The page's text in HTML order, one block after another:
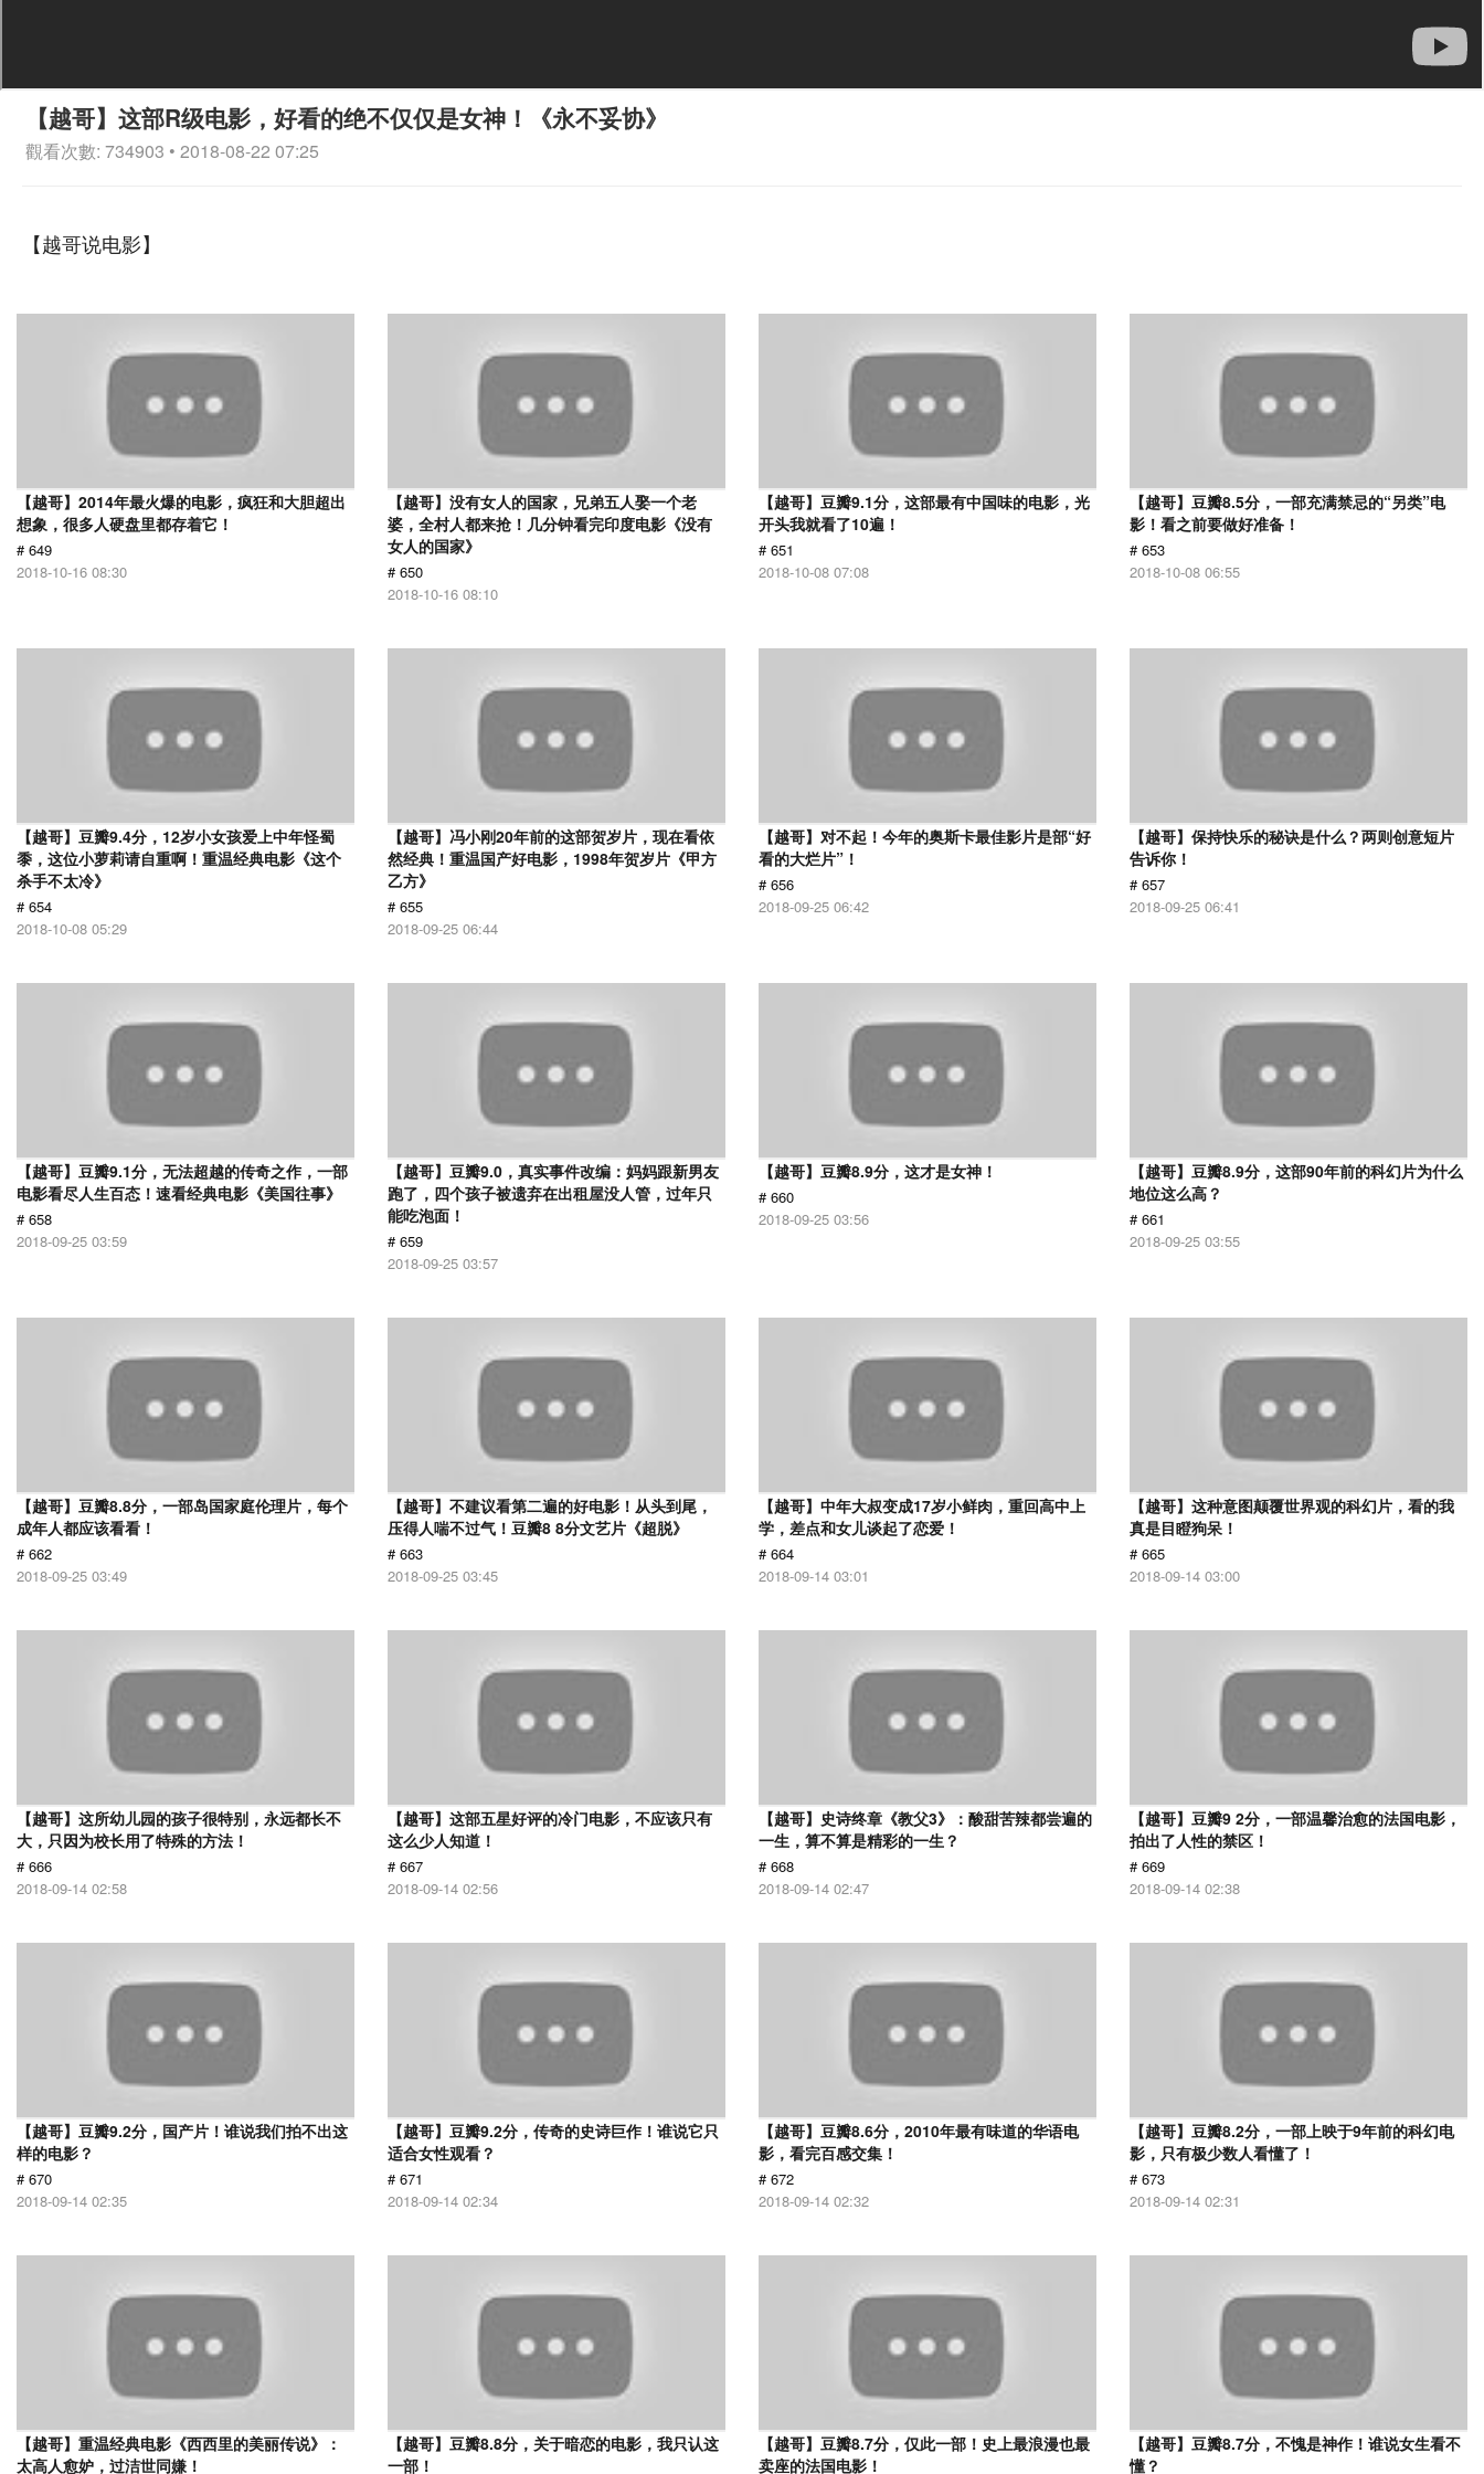
【越哥】这部R级电影，好看的绝不仅仅是女神！《永不妥协》
觀看次數: 734903 • 2018-08-22 07:25
【越哥说电影】
【越哥】2014年最火爆的电影，疯狂和大胆超出
想象，很多人硬盘里都存着它！
# 649
2018-10-16 08:30
【越哥】没有女人的国家，兄弟五人娶一个老
婆，全村人都来抢！几分钟看完印度电影《没有
女人的国家》
# 650
2018-10-16 08:10
【越哥】豆瓣9.1分，这部最有中国味的电影，光
开头我就看了10遍！
# 651
2018-10-08 07:08
【越哥】豆瓣8.5分，一部充满禁忌的“另类”电
影！看之前要做好准备！
# 653
2018-10-08 06:55
【越哥】豆瓣9.4分，12岁小女孩爱上中年怪蜀
黍，这位小萝莉请自重啊！重温经典电影《这个
杀手不太冷》
# 654
2018-10-08 05:29
【越哥】冯小刚20年前的这部贺岁片，现在看依
然经典！重温国产好电影，1998年贺岁片《甲方
乙方》
# 655
2018-09-25 06:44
【越哥】对不起！今年的奥斯卡最佳影片是部“好
看的大烂片”！
# 656
2018-09-25 06:42
【越哥】保持快乐的秘诀是什么？两则创意短片
告诉你！
# 657
2018-09-25 06:41
【越哥】豆瓣9.1分，无法超越的传奇之作，一部
电影看尽人生百态！速看经典电影《美国往事》
# 658
2018-09-25 03:59
【越哥】豆瓣9.0，真实事件改编：妈妈跟新男友
跑了，四个孩子被遗弃在出租屋没人管，过年只
能吃泡面！
# 659
2018-09-25 03:57
【越哥】豆瓣8.9分，这才是女神！
# 660
2018-09-25 03:56
【越哥】豆瓣8.9分，这部90年前的科幻片为什么
地位这么高？
# 661
2018-09-25 03:55
【越哥】豆瓣8.8分，一部岛国家庭伦理片，每个
成年人都应该看看！
# 662
2018-09-25 03:49
【越哥】不建议看第二遍的好电影！从头到尾，
压得人喘不过气！豆瓣8 8分文艺片《超脱》
# 663
2018-09-25 03:45
【越哥】中年大叔变成17岁小鲜肉，重回高中上
学，差点和女儿谈起了恋爱！
# 664
2018-09-14 03:01
【越哥】这种意图颠覆世界观的科幻片，看的我
真是目瞪狗呆！
# 665
2018-09-14 03:00
【越哥】这所幼儿园的孩子很特别，永远都长不
大，只因为校长用了特殊的方法！
# 666
2018-09-14 02:58
【越哥】这部五星好评的冷门电影，不应该只有
这么少人知道！
# 667
2018-09-14 02:56
【越哥】史诗终章《教父3》：酸甜苦辣都尝遍的
一生，算不算是精彩的一生？
# 668
2018-09-14 02:47
【越哥】豆瓣9 2分，一部温馨治愈的法国电影，
拍出了人性的禁区！
# 669
2018-09-14 02:38
【越哥】豆瓣9.2分，国产片！谁说我们拍不出这
样的电影？
# 670
2018-09-14 02:35
【越哥】豆瓣9.2分，传奇的史诗巨作！谁说它只
适合女性观看？
# 671
2018-09-14 02:34
【越哥】豆瓣8.6分，2010年最有味道的华语电
影，看完百感交集！
# 672
2018-09-14 02:32
【越哥】豆瓣8.2分，一部上映于9年前的科幻电
影，只有极少数人看懂了！
# 673
2018-09-14 02:31
【越哥】重温经典电影《西西里的美丽传说》：
太高人愈妒，过洁世同嫌！
【越哥】豆瓣8.8分，关于暗恋的电影，我只认这
一部！
【越哥】豆瓣8.7分，仅此一部！史上最浪漫也最
卖座的法国电影！
【越哥】豆瓣8.7分，不愧是神作！谁说女生看不
懂？